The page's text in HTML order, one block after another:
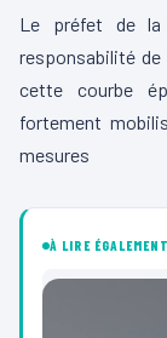
Le préfet de la
responsabilité
cette courbe
fortement
mesures
À LIRE ÉGALEMENT